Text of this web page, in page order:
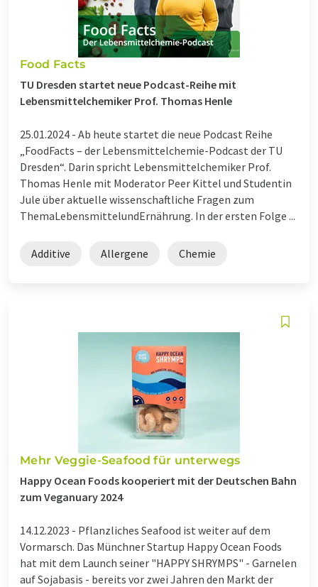
Food Facts
TU Dresden startet neue Podcast-Reihe mit
Lebensmittelchemiker Prof. Thomas Henle
25.01.2024 - Ab heute startet die neue Podcast Reihe
„FoodFacts – der Lebensmittelchemie-Podcast der TU
Dresden“. Darin spricht Lebensmittelchemiker Prof.
Thomas Henle mit Moderator Peer Kittel und Studentin
Jule über aktuelle wissenschaftliche Fragen zum
ThemaLebensmittelundErnährung. In der ersten Folge ...
Additive Allergene Chemie
Mehr Veggie-Seafood für unterwegs
Happy Ocean Foods kooperiert mit der Deutschen Bahn
zum Veganuary 2024
14.12.2023 - Pflanzliches Seafood ist weiter auf dem
Vormarsch. Das Münchner Startup Happy Ocean Foods
hat mit dem Launch seiner "HAPPY SHRYMPS" - Garnelen
auf Sojabasis - bereits vor zwei Jahren den Markt der